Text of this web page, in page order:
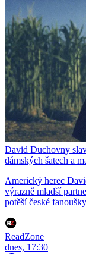
David Duchovny
dámských šatech a
Americký herec
výrazně mladší
potěší české
ReadZone
dnes, 17:30